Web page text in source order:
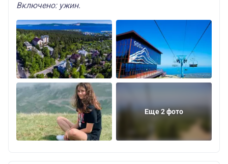
Включено: ужин.
Еще 2 фото